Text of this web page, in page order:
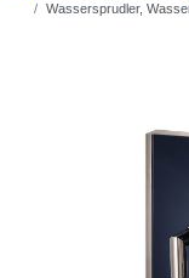
Wassersprudler,